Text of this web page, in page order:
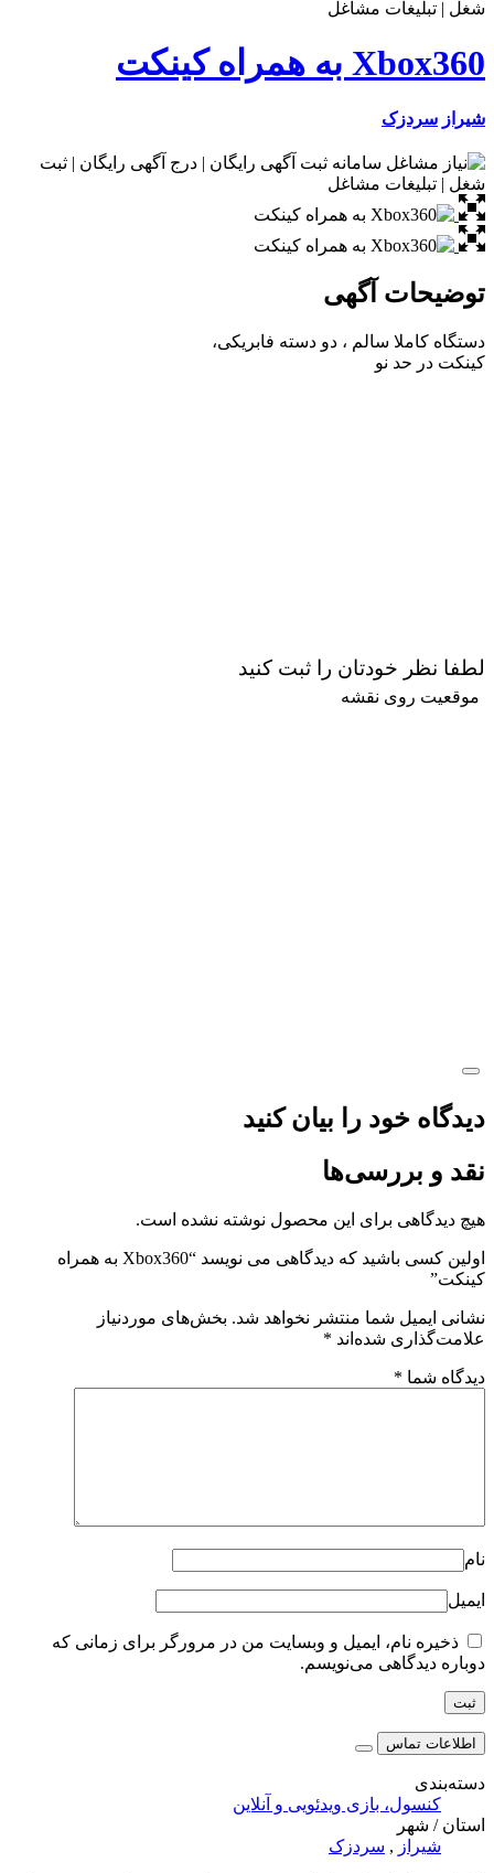
Xbox360 به همراه کینکت
شیراز سردزک
توضیحات آگهی
دستگاه کاملا سالم ، دو دسته فابریکی،
کینکت در حد نو
لطفا نظر خودتان را ثبت کنید
موقعیت روی نقشه
دیدگاه خود را بیان کنید
نقد و بررسی‌ها
هیچ دیدگاهی برای این محصول نوشته نشده است.
اولین کسی باشید که دیدگاهی می نویسد “Xbox360 به همراه
کینکت”
نشانی ایمیل شما منتشر نخواهد شد. بخش‌های موردنیاز
علامت‌گذاری شده‌اند *
دیدگاه شما *
نام
ایمیل
ذخیره نام، ایمیل و وبسایت من در مرورگر برای زمانی که
دوباره دیدگاهی می‌نویسم.
اطلاعات تماس
دسته‌بندی
کنسول، بازی‌ ویدئویی و آنلاین
استان / شهر
شیراز , سردزک